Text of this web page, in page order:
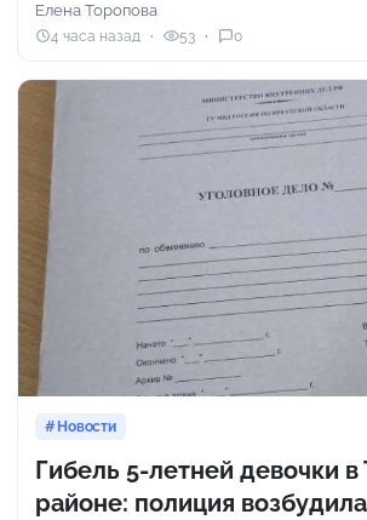
Елена Торопова
4 часа назад 53 0
Новости
Гибель 5-летней девочки в
районе: полиция